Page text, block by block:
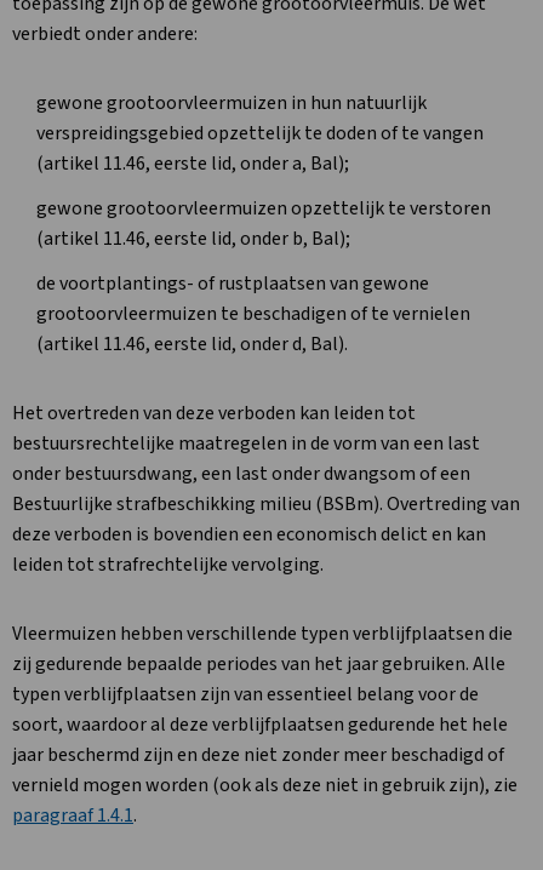
verbiedt onder andere:
gewone grootoorvleermuizen in hun natuurlijk
verspreidingsgebied opzettelijk te doden of te vangen
(artikel 11.46, eerste lid, onder a, Bal);
gewone grootoorvleermuizen opzettelijk te verstoren
(artikel 11.46, eerste lid, onder b, Bal);
de voortplantings- of rustplaatsen van gewone
grootoorvleermuizen te beschadigen of te vernielen
(artikel 11.46, eerste lid, onder d, Bal).
Het overtreden van deze verboden kan leiden tot
bestuursrechtelijke maatregelen in de vorm van een last
onder bestuursdwang, een last onder dwangsom of een
Bestuurlijke strafbeschikking milieu (BSBm). Overtreding van
deze verboden is bovendien een economisch delict en kan
leiden tot strafrechtelijke vervolging.
Vleermuizen hebben verschillende typen verblijfplaatsen die
zij gedurende bepaalde periodes van het jaar gebruiken. Alle
typen verblijfplaatsen zijn van essentieel belang voor de
soort, waardoor al deze verblijfplaatsen gedurende het hele
jaar beschermd zijn en deze niet zonder meer beschadigd of
vernield mogen worden (ook als deze niet in gebruik zijn), zie
paragraaf 1.4.1.